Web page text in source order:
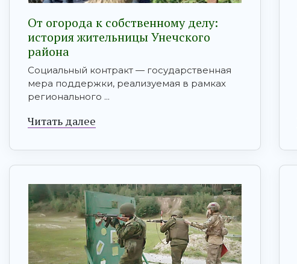
От огорода к собственному делу:
история жительницы Унечского
района
Социальный контракт — государственная
мера поддержки, реализуемая в рамках
регионального ...
Читать далее